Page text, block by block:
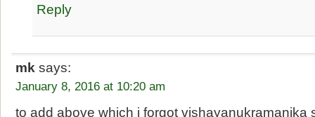
Reply
mk says:
January 8, 2016 at 10:20 am
to add above which i forgot vishayanukramanika